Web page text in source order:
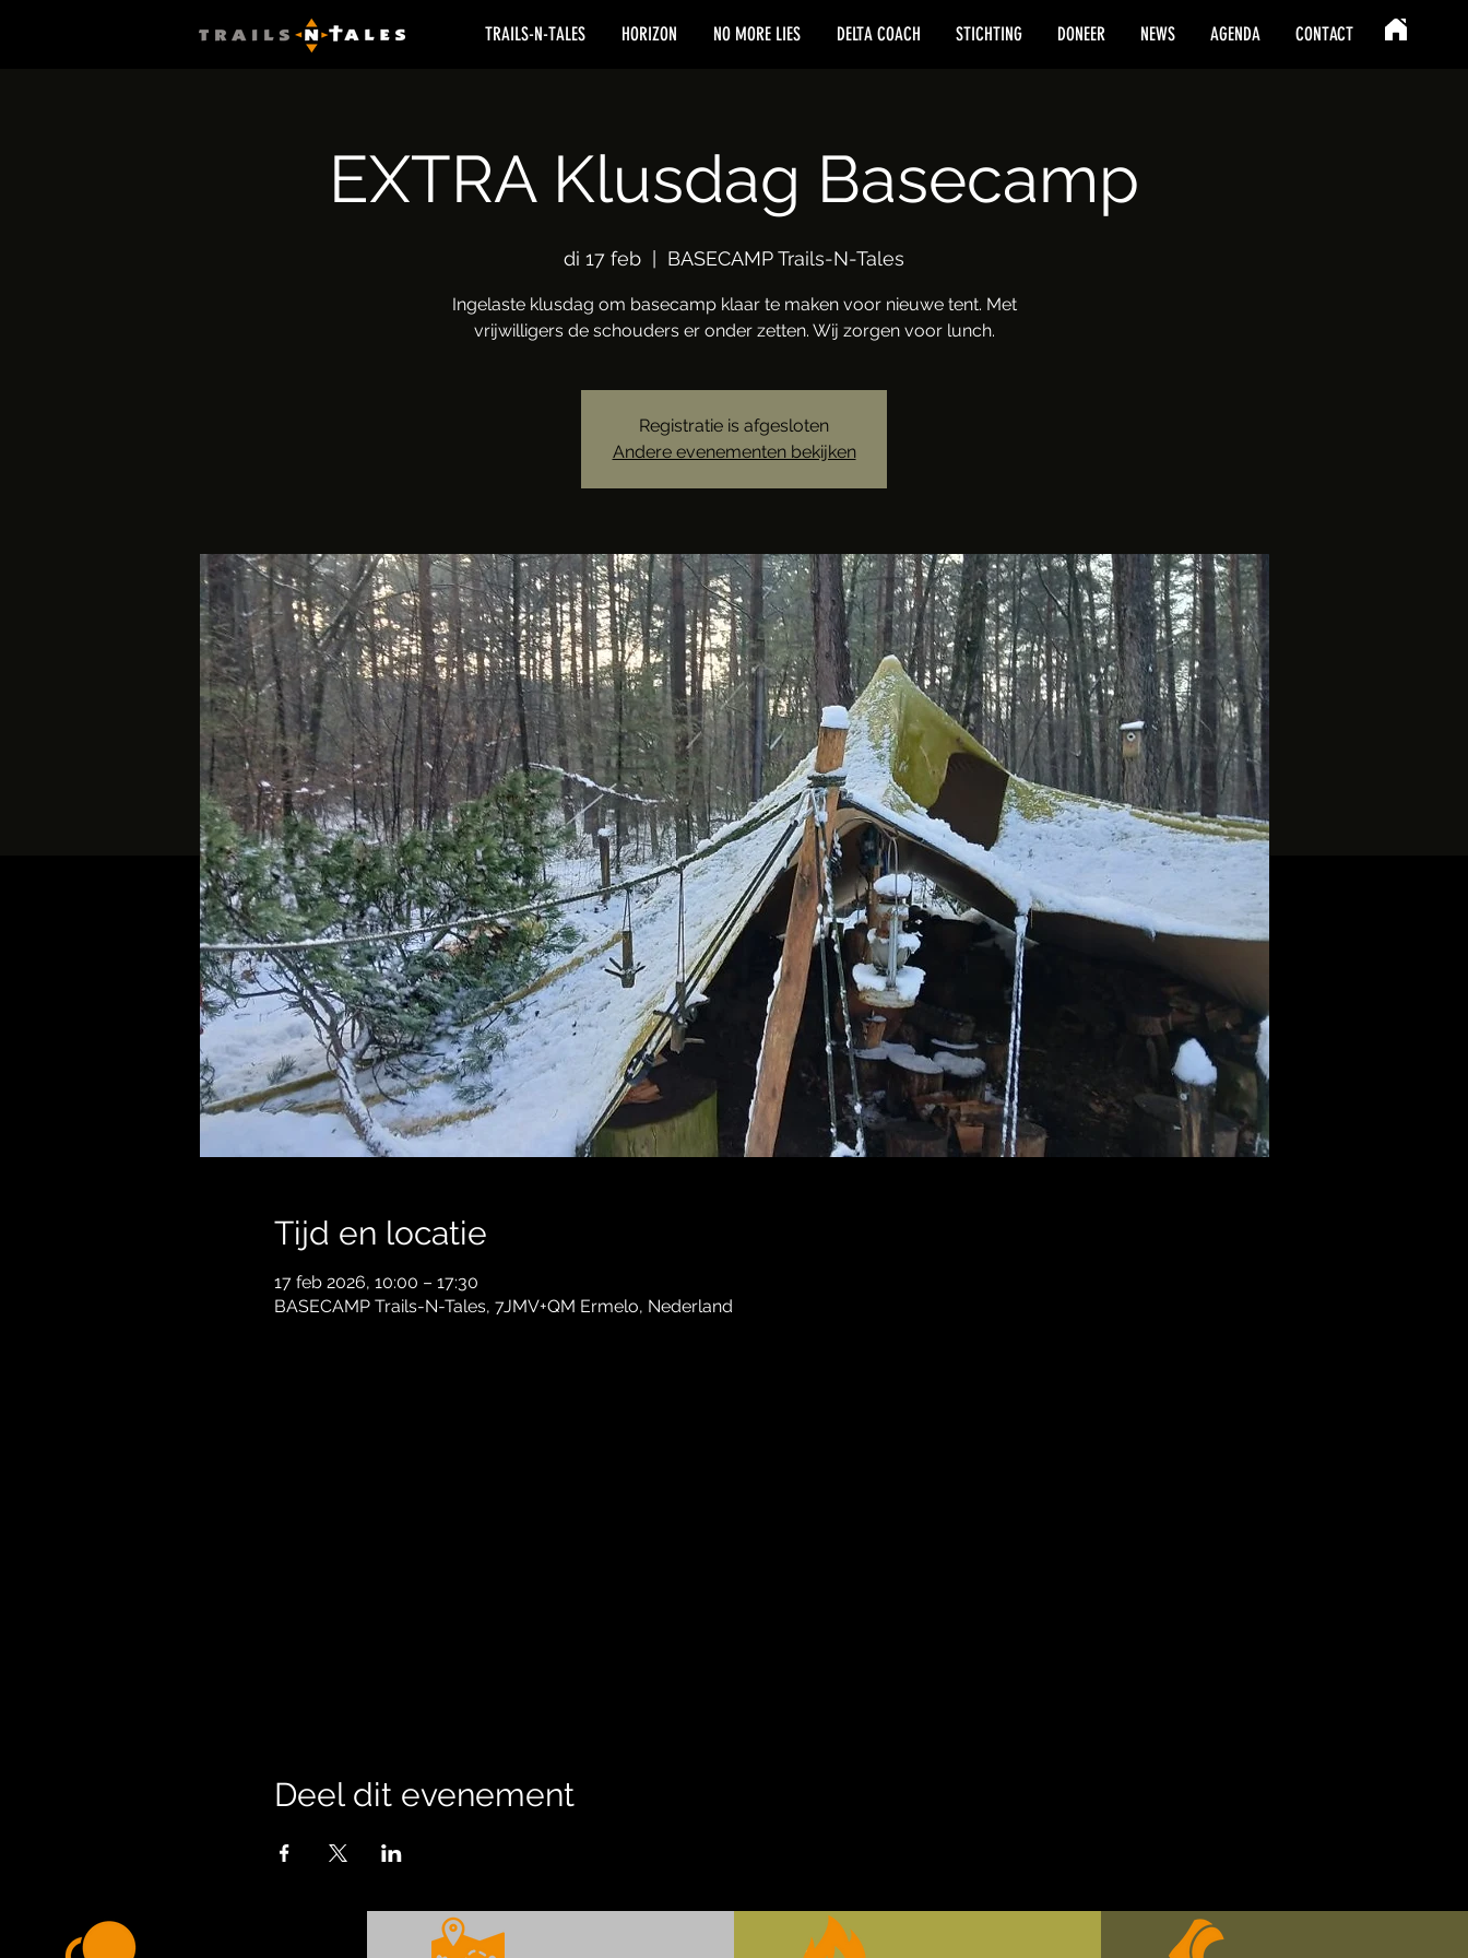
TRAILS-N-TALES HORIZON NO MORE LIES DELTA COACH STICHTING DONEER NEWS AGENDA CONTACT
EXTRA Klusdag Basecamp
di 17 feb BASECAMP Trails-N-Tales
Ingelaste klusdag om basecamp klaar te maken voor nieuwe tent. Met
vrijwilligers de schouders er onder zetten. Wij zorgen voor lunch.
Registratie is afgesloten
Andere evenementen bekijken
Tijd en locatie
17 feb 2026, 10:00 – 17:30
BASECAMP Trails-N-Tales, 7JMV+QM Ermelo, Nederland
Deel dit evenement